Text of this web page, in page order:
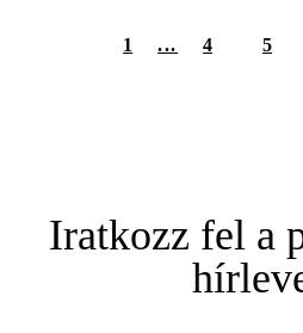
1 ... 4 5
Iratkozz fel a